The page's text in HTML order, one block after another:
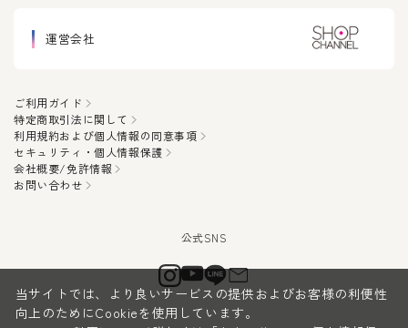
運営会社
ご利用ガイド
特定商取引法に関して
利用規約および個人情報の同意事項
セキュリティ・個人情報保護
会社概要/免許情報
お問い合わせ
当サイトでは、より良いサービスの提供およびお客様の利便性
向上のためにCookieを使用しています。